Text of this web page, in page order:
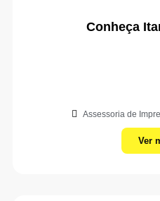
Conheça
Assessoria de
Ver